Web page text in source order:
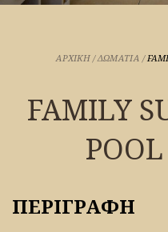
ΑΡΧΙΚΉ /ΔΩΜΑΤΙΑ /
FAMILY
POOL
ΠΕΡΙΓΡΑΦΗ